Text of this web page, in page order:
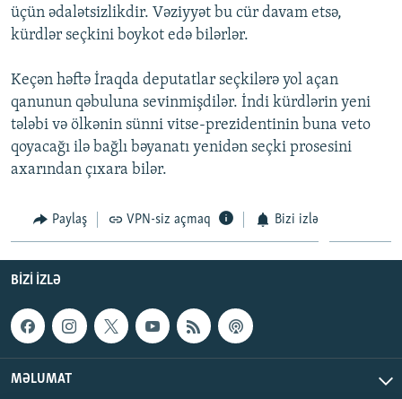
İNFOQRAFIKA
KARIKATURA
AZƏRBAYCAN ƏDƏBIYYATI KITABXANASI
İSLAM VƏ DEMOKRATIYA
İZ - MƏDƏNIYYƏT PROQRAMI
MISSIYAMIZ
PEŞƏ ETIKASI VƏ JURNALISTIKA STANDARTLARIMIZ
MATERIALLARIMIZDAN ISTIFADƏ
AZADLIQRADIOSU MOBIL TELEFONUNUZDA
BIZIMLƏ ƏLAQƏ
XƏBƏR BÜLLETENLƏRIMIZ
BIZI IZLƏ
RFE/RL-in bütün saytları
üçün ədalətsizlikdir. Vəziyyət bu cür davam etsə,
kürdlər seçkini boykot edə bilərlər.
Keçən həftə İraqda deputatlar seçkilərə yol açan
qanunun qəbuluna sevinmişdilər. İndi kürdlərin yeni
tələbi və ölkənin sünni vitse-prezidentinin buna veto
qoyacağı ilə bağlı bəyanatı yenidən seçki prosesini
axarından çıxara bilər.
Paylaş VPN-siz açmaq Bizi izlə
BIZI IZLƏ
MƏLUMAT